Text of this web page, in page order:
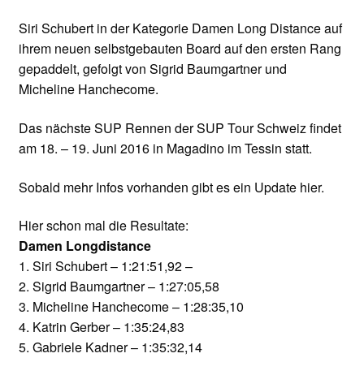
Siri Schubert in der Kategorie Damen Long Distance auf
ihrem neuen selbstgebauten Board auf den ersten Rang
gepaddelt, gefolgt von Sigrid Baumgartner und
Micheline Hanchecome.
Das nächste SUP Rennen der SUP Tour Schweiz findet
am 18. – 19. Juni 2016 in Magadino im Tessin statt.
Sobald mehr Infos vorhanden gibt es ein Update hier.
Hier schon mal die Resultate:
Damen Longdistance
1. Siri Schubert – 1:21:51,92 –
2. Sigrid Baumgartner – 1:27:05,58
3. Micheline Hanchecome – 1:28:35,10
4. Katrin Gerber – 1:35:24,83
5. Gabriele Kadner – 1:35:32,14